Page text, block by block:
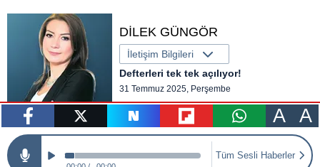
DİLEK GÜNGÖR
İletişim Bilgileri
Defterleri tek tek açılıyor!
31 Temmuz 2025, Perşembe
paylaş tweetle paylaş paylaş paylaş
A A
Tüm Sesli Haberler